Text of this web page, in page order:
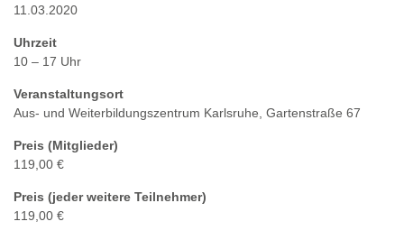
11.03.2020
Uhrzeit
10 – 17 Uhr
Veranstaltungsort
Aus- und Weiterbildungszentrum Karlsruhe, Gartenstraße 67
Preis (Mitglieder)
119,00 €
Preis (jeder weitere Teilnehmer)
119,00 €